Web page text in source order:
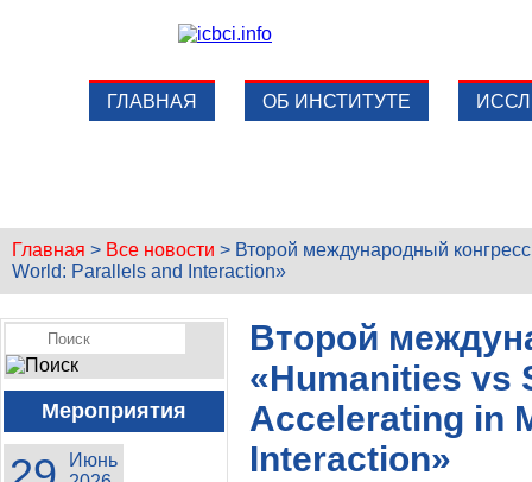
ГЛАВНАЯ ОБ ИНСТИТУТЕ
Главная > Все новости > Второй международный
World: Parallels and Interaction»
Мероприятия
Июнь
Второй
«Humanities vs
Accelerating in
Interaction»